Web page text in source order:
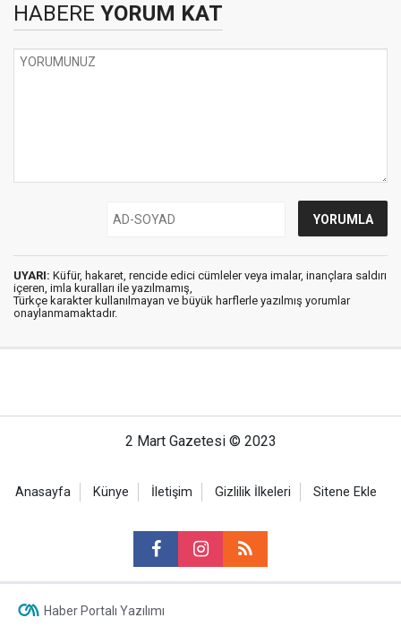
HABERE YORUM KAT
UYARI: Küfür, hakaret, rencide edici cümleler veya imalar, inançlara saldırı
içeren, imla kuralları ile yazılmamış,
Türkçe karakter kullanılmayan ve büyük harflerle yazılmış yorumlar
onaylanmamaktadır.
2 Mart Gazetesi © 2023
Anasayfa Künye İletişim Gizlilik İlkeleri Sitene Ekle
Haber Portalı Yazılımı